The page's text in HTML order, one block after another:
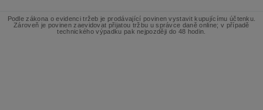
Podle zákona o evidenci tržeb je prodávající povinen vystavit kupujícímu účtenku.
Zároveň je povinen zaevidovat přijatou tržbu u správce daně online; v případě
technického výpadku pak nejpozději do 48 hodin.